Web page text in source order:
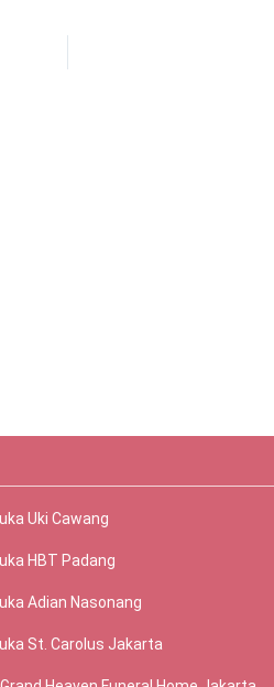
Uki Cawang
HBT Padang
Adian Nasonang
St. Carolus Jakarta